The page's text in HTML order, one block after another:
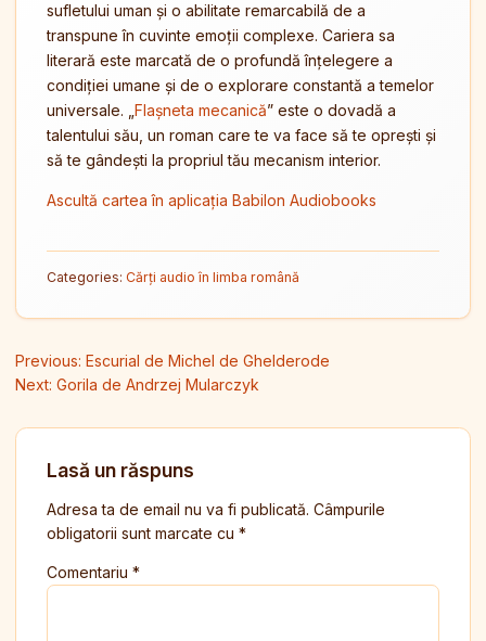
sufletului uman și o abilitate remarcabilă de a
transpune în cuvinte emoții complexe. Cariera sa
literară este marcată de o profundă înțelegere a
condiției umane și de o explorare constantă a temelor
universale. „ Flașneta mecanică” este o dovadă a
talentului său, un roman care te va face să te oprești și
să te gândești la propriul tău mecanism interior.
Ascultă cartea în aplicația Babilon Audiobooks
Categories: Cărți audio în limba română
Navigare în articole
Previous: Escurial de Michel de Ghelderode
Next: Gorila de Andrzej Mularczyk
Lasă un răspuns
Adresa ta de email nu va fi publicată. Câmpurile
obligatorii sunt marcate cu *
Comentariu *